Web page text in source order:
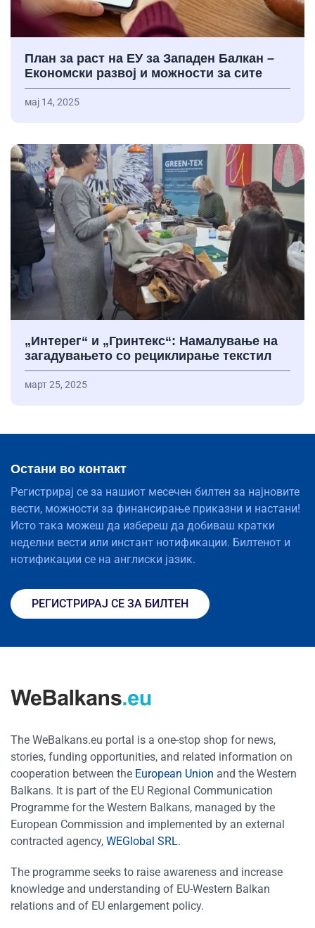
План за раст на ЕУ за Западен Балкан –
Економски развој и можности за сите
мај 14, 2025
„Интерег“ и „Гринтекс“: Намалување на
загадувањето со рециклирање текстил
март 25, 2025
Остани во контакт
Регистрирај се за нашиот месечен билтен за најновите
вести, можности за финансирање приказни и настани!
Исто така можеш да избереш да добиваш кратки
неделни вести или инстант нотификации. Билтенот и
нотификации се на англиски јазик.
РЕГИСТРИРАЈ СЕ ЗА БИЛТЕН
The WeBalkans.eu portal is a one-stop shop for news,
stories, funding opportunities, and related information on
cooperation between the European Union and the Western
Balkans. It is part of the EU Regional Communication
Programme for the Western Balkans, managed by the
European Commission and implemented by an external
contracted agency, WEGlobal SRL.
The programme seeks to raise awareness and increase
knowledge and understanding of EU-Western Balkan
relations and of EU enlargement policy.